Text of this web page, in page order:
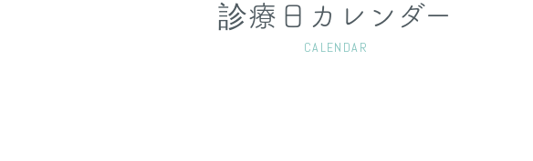
診療日カレンダー
CALENDAR